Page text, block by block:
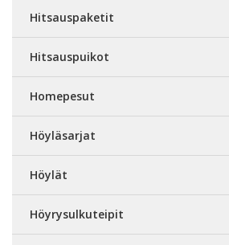
Hitsauspaketit
Hitsauspuikot
Homepesut
Höyläsarjat
Höylät
Höyrysulkuteipit